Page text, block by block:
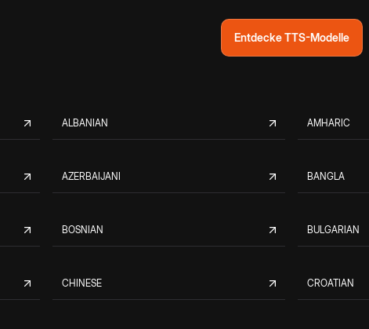
Entdecke TTS-Modelle
ALBANIAN AMHARIC
AZERBAIJANI BANGLA
BOSNIAN BULGARIAN
CHINESE CROATIAN